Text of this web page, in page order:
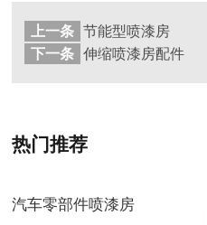
上一条
节能型喷漆房
下一条
伸缩喷漆房配件
热门推荐
汽车零部件喷漆房